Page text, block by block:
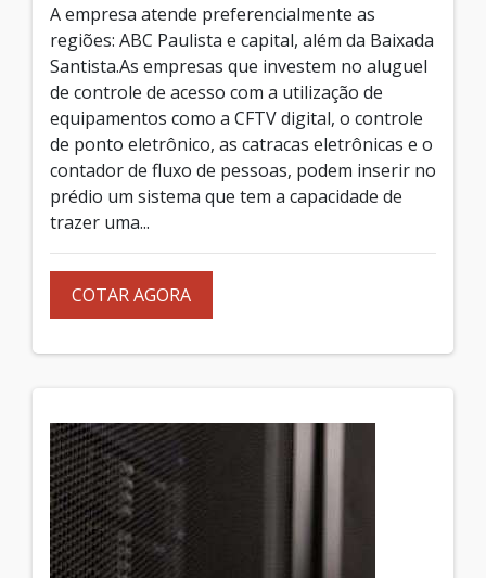
A empresa atende preferencialmente as
regiões: ABC Paulista e capital, além da Baixada
Santista.As empresas que investem no aluguel
de controle de acesso com a utilização de
equipamentos como a CFTV digital, o controle
de ponto eletrônico, as catracas eletrônicas e o
contador de fluxo de pessoas, podem inserir no
prédio um sistema que tem a capacidade de
trazer uma...
COTAR AGORA